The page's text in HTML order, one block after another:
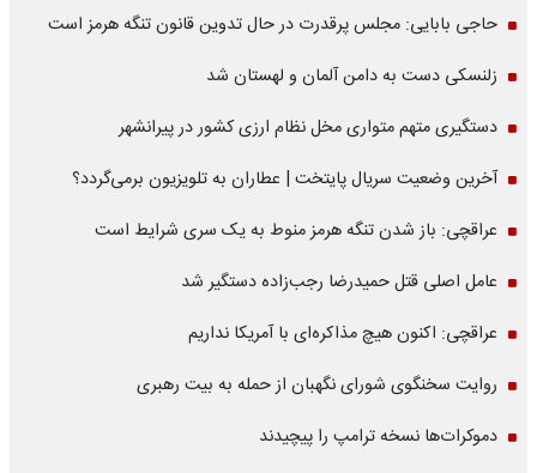
حاجی بابایی: مجلس پرقدرت در حال تدوین قانون تنگه هرمز است
زلنسکی دست به دامن آلمان و لهستان شد
دستگیری متهم متواری مخل نظام ارزی کشور در پیرانشهر
آخرین وضعیت سریال پایتخت | عطاران به تلویزیون برمی‌گردد؟
عراقچی: باز شدن تنگه هرمز منوط به یک سری شرایط است
عامل اصلی قتل حمیدرضا رجب‌زاده دستگیر شد
عراقچی: اکنون هیچ مذاکره‌ای با آمریکا نداریم
روایت سخنگوی شورای نگهبان از حمله به بیت رهبری
دموکرات‌ها نسخه ترامپ را پیچیدند